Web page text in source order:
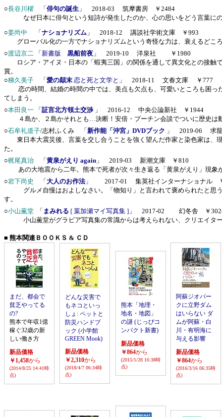
○長谷川櫂 「 俳句の誕生 」 2018-03 筑摩書房 ￥2484
なぜ日本に俳句という短詩が発生したのか、心の思いをどう言葉に
○姜尚中 「 ナショナリズム 」 2018-12 講談社学術文庫 ￥993
グローバル化の一方でナショナリズムという奇怪な力は、衰えるどこ
○渡辺京二 「 新書版 黒船前夜 」 2019-10 洋泉社 ￥ 1980
ロシア・アイヌ・日本の「蝦夷三国」の関係を通して異文化との接触
賞。
○梯久美子 「 愛の顛末 恋と死と文学と 」 2018-11 文春文庫 ￥777
恋の時間、結婚の時間の中では、美点も欠点も、可愛いところも困
てしまう。
○本田良一 「 証言北方領土交渉 」 2016-12 中央公論新社 ￥1944
４島か、２島かそれとも…決断！安倍・プーチン会談でついに歴史
○石牟礼道子/志村ふくみ 「 新作能「沖宮」DVDブック 」 2019-06 求
東日本大震災後、言葉を交し合うことを強く望んだ作家と染色家は、
た。
○梶尾真治 「 黄泉がえり again 」 2019-03 新潮文庫 ￥810
あの大地震から二年。熊本で死者が次々生き返る「黄泉がえり」現象
○岩下尚史 「 大人のお作法」 2017-01 集英社インターナショナル
グルメ自慢はおよしなさい。「物知り」と言われて褒められたと思
す。
○小山薫堂 「 まみれる [ 葉加瀬マイ写真集 ] 」 2017-02 幻冬舎 ￥
小山薫堂がグラビア写真集の常識からは考えられない、クリエイター
■ 熊本関連ＢＯＯＫＳ & ＣＤ
まだ、都会で
貧乏やってる
の?
熊本で年収1億
稼ぐ32歳の新
しい働き方
新品価格
￥1,458から
(2014/8/25 14:41時
点)
どんな災害で
もネコといっ
しょ: ペットと
防災ハンドブ
ック (小学館
GREEN Mook)
新品価格
￥2,310から
(2018/4/7 06:34時
点)
熊本「地理・
地名・地図」
の謎 (じっぴコ
ンパクト新書)
新品価格
￥864から
(2015/1/28 16:38時
点)
阿蘇ジオパー
クに立野ダム
はいらない ダ
ムが阿蘇・白
川・有明海に
与える影響
新品価格
￥864から
(2016/3/16 06:35時
点)